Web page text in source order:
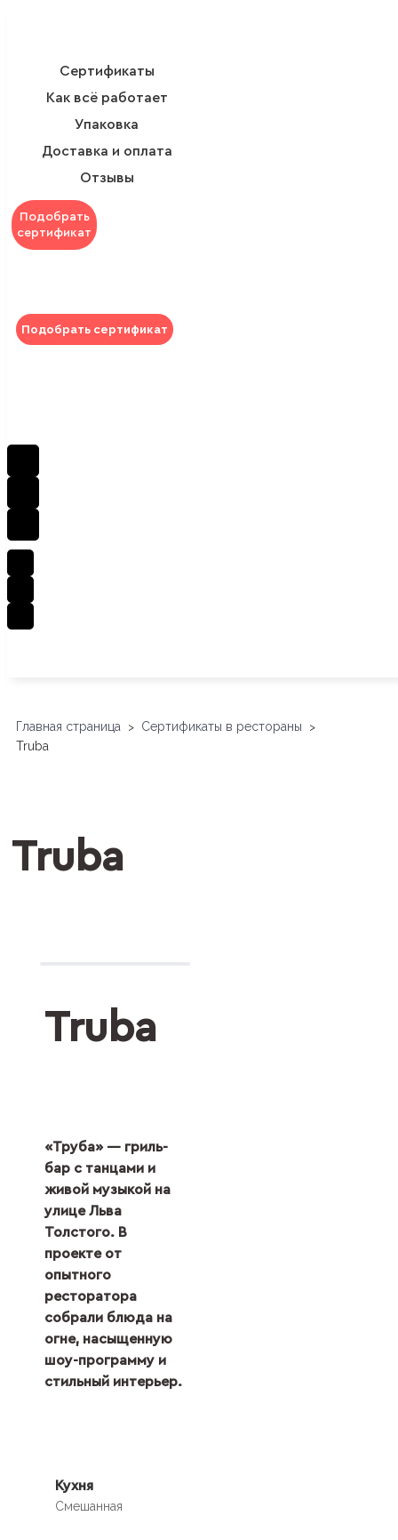
Сертификаты
Как всё работает
Упаковка
Доставка и оплата
Отзывы
Подобрать
сертификат
Подобрать сертификат
Главная страница > Сертификаты в рестораны >
Truba
Truba
Truba
«Труба» — гриль-
бар с танцами и
живой музыкой на
улице Льва
Толстого. В
проекте от
опытного
ресторатора
собрали блюда на
огне, насыщенную
шоу-программу и
стильный интерьер.
Кухня
Смешанная